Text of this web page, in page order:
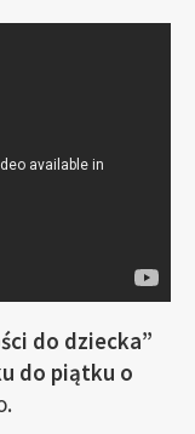
do dziecka”
do piątku o